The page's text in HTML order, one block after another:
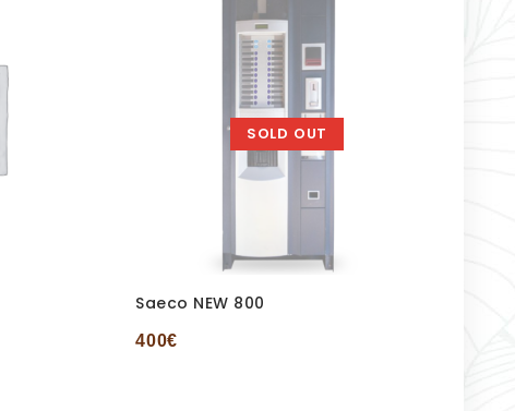
SOLD OUT
Saeco NEW 800
400€